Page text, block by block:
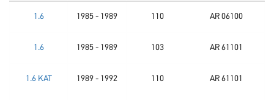
1.6 1985 - 1989 110 AR 06100
1.6 1985 - 1989 103 AR 61101
1.6 KAT 1989 - 1992 110 AR 61101